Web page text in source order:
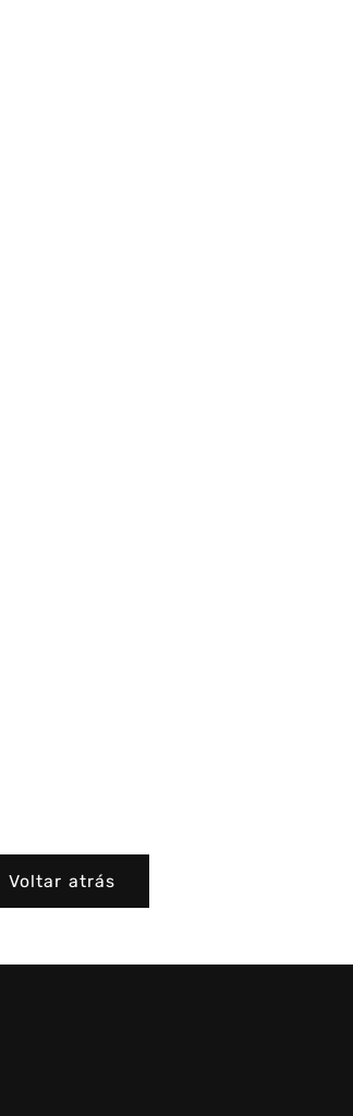
Voltar atrás